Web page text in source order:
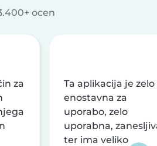
ocen
za
Ta aplikacija je zelo
enostavna za
uporabo, zelo
uporabna,
ter ima veliko